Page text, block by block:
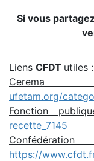
Si vous
Liens CFDT utiles :
ufetam.org/
Fonction
recette_7145
https://